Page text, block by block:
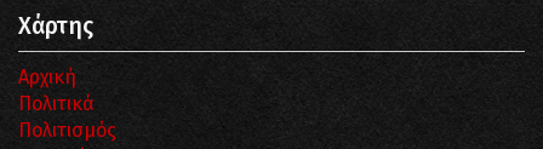
Χάρτης
Αρχική
Πολιτικά
Πολιτισμός